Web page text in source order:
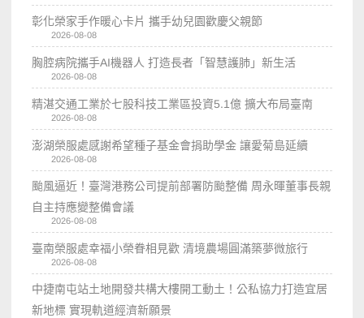
彰化榮家手作暖心卡片 攜手幼兒園歡慶父親節
2026-08-08
胸腔病院攜手AI機器人 打造長者「智慧護肺」新生活
2026-08-08
精湛交通工業於七股科技工業區投資5.1億 擴大布局臺南
2026-08-08
澎湖榮服處感謝希望種子基金會捐助學金 讓愛菊島延續
2026-08-08
颱風逼近！臺灣港務公司提前部署防颱整備 周永暉董事長親
自主持應變整備會議
2026-08-08
臺南榮服處幸福小榮眷相見歡 清境農場圓滿築夢微旅行
2026-08-08
中捷南屯站土地開發共構大樓開工動土！公私協力打造宜居
新地標 實現軌道經濟新願景